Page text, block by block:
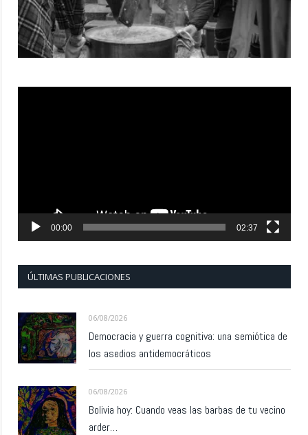
00:00 02:37
ÚLTIMAS PUBLICACIONES
06/08/2026
Democracia y guerra cognitiva: una semiótica de
los asedios antidemocráticos
06/08/2026
Bolivia hoy: Cuando veas las barbas de tu vecino
arder…